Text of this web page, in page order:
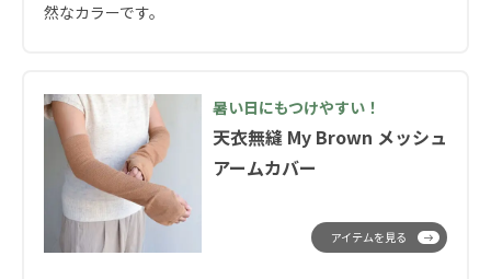
然なカラーです。
天衣無縫 My Brown メッシュ
アームカバー
暑い日にもつけやすい！
アイテムを見る